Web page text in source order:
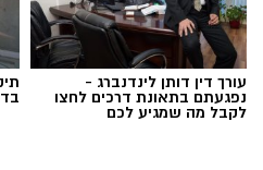
תוכן שיווקי / 10:04 06.08.26
עורך דין דותן לינדנברג -
נפגעתם בתאונת דרכים לחצו
לקבל מה שמגיע לכם